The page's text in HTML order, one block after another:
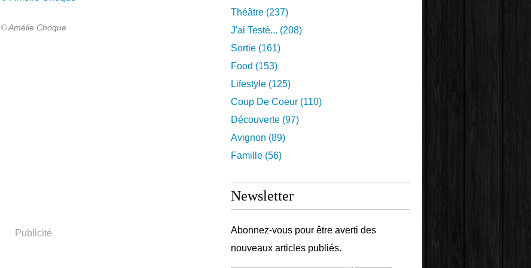
© Amélie Choque
Publicité
Théâtre (237)
J'ai Testé... (208)
Sortie (161)
Food (153)
Lifestyle (125)
Coup De Coeur (110)
Découverte (97)
Avignon (89)
Famille (56)
Newsletter
Abonnez-vous pour être averti des
nouveaux articles publiés.